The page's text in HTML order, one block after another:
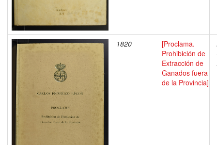
1820
[Proclama.
Prohibición de
Extracción de
Ganados fuera
de la Provincia]